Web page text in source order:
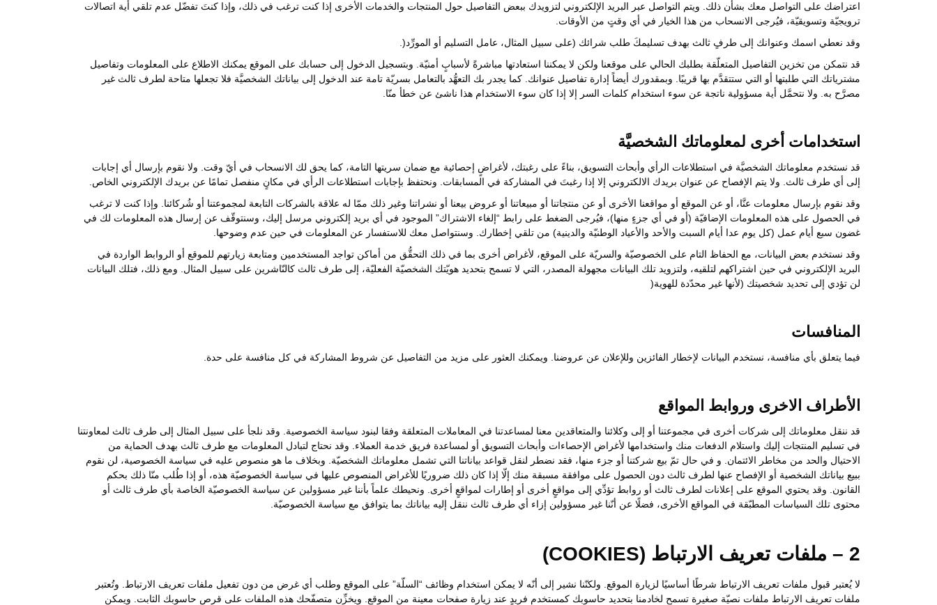
اعتراضك على التواصل معك بشأن ذلك. ويتم التواصل عبر البريد الإلكتروني لتزويدك ببعض التفاصيل حول المنتجات والخدمات الأخرى إذا كنت ترغب في ذلك، وإذا كنتَ تفضّل عدم تلقي أية اتصالات
ترويجيّة وتسويقيّة، فيُرجى الانسحاب من هذا الخيار في أي وقتٍ من الأوقات.
وقد نعطي اسمك وعنوانك إلى طرفٍ ثالث بهدف تسليمكَ طلب شرائك (على سبيل المثال، عامل التسليم أو المورِّد(.
قد نتمكن من تخزين التفاصيل المتعلّقة بطلبك الحالي على موقعنا ولكن لا يمكننا استعادتها مباشرةً لأسبابٍ أمنيّة. وبتسجيل الدخول إلى حسابك على الموقع يمكنك الاطلاع على المعلومات وتفاصيل
مشترياتك التي طلبتها أو التي ستتقدَّم بها قريبًا. وبمقدورك أيضاً إدارة تفاصيل عنوانك. كما يجدر بك التعهُّد بالتعامل بسريّة تامة عند الدخول إلى بياناتك الشخصيَّة فلا تجعلها متاحة لطرف ثالث غير
مصرَّح به. ولا نتحمَّل أية مسؤولية ناتجة عن سوء استخدام كلمات السر إلا إذا كان سوء الاستخدام هذا ناشئ عن خطأ منّا.
استخدامات أخرى لمعلوماتك الشخصيَّة
قد نستخدم معلوماتك الشخصيَّة في استطلاعات الرأي وأبحاث التسويق، بناءً على رغبتك، لأغراضٍ إحصائية مع ضمان سريتها التامة، كما يحق لك الانسحاب في أيّ وقت. ولا نقوم بإرسال أي إجابات
إلى أي طرف ثالث. ولا يتم الإفصاح عن عنوان بريدك الالكتروني إلا إذا رغبتَ في المشاركة في المسابقات. ونحتفظ بإجابات استطلاعات الرأي في مكانٍ منفصل تمامًا عن بريدك الإلكتروني الخاص.
وقد نقوم بإرسال معلومات عنَّا، أو عن الموقع أو مواقعنا الأخرى أو عن منتجاتنا أو مبيعاتنا أو عروض بيعنا أو نشراتنا وغير ذلك ممّا له علاقة بالشركات التابعة لمجموعتنا أو شُركائنا. وإذا كنت لا ترغب
في الحصول على هذه المعلومات الإضافيّة (أو في أي جزءٍ منها)، فيُرجى الضغط على رابط “إلغاء الاشتراك” الموجود في أي بريد إلكتروني مرسل إليك، وسنتوقّف عن إرسال هذه المعلومات لك في
غضون سبع أيام عمل (كل يوم عدا أيام السبت والأحد والأعياد الوطنيّة والدينية) من تلقي إخطارك. وسنتواصل معك للاستفسار عن المعلومات في حين عدم وضوحها.
وقد نستخدم بعض البيانات، مع الحفاظ التام على الخصوصيّة والسريّة على الموقع، لأغراض أخرى بما في ذلك التحقُّق من أماكن تواجد المستخدمين ومتابعة زيارتهم للموقع أو الروابط الواردة في
البريد الإلكتروني في حين اشتراكهم لتلقيه، ولتزويد تلك البيانات مجهولة المصدر، التي لا تسمح بتحديد هويّتك الشخصيّة الفعليّة، إلى طرف ثالث كالنّاشرين على سبيل المثال. ومع ذلك، فتلك البيانات
لن تؤدي إلى تحديد شخصيتك (لأنها غير محدّدة للهوية(
المنافسات
فيما يتعلق بأي منافسة، نستخدم البيانات لإخطار الفائزين وللإعلان عن عروضنا. ويمكنك العثور على مزيد من التفاصيل عن شروط المشاركة في كل منافسة على حدة.
الأطراف الاخرى وروابط المواقع
قد ننقل معلوماتك إلى شركات أخرى في مجموعتنا أو إلى وكلائنا والمتعاقدين معنا لمساعدتنا في المعاملات المتعلقة وفقا لبنود سياسة الخصوصية. وقد نلجأ على سبيل المثال إلى طرف ثالث لمعاونتنا
في تسليم المنتجات إليك واستلام الدفعات منك واستخدامها لأغراض الإحصاءات وأبحاث التسويق أو لمساعدة فريق خدمة العملاء. وقد نحتاج لتبادل المعلومات مع طرف ثالث بهدف الحماية من
الاحتيال والحد من مخاطر الائتمان. و في حال تمّ بيع شركتنا أو جزء منها، فقد نضطر لنقل قواعد بياناتنا التي تشمل معلوماتك الشخصيّة. وبخلاف ما هو منصوص عليه في سياسة الخصوصية، لن نقوم
ببيع بياناتك الشخصية أو الإفصاح عنها لطرف ثالث دون الحصول على موافقة مسبقة منك إلّا إذا كان ذلك ضروريًا للأغراض المنصوص عليها في سياسة الخصوصيّة هذه، أو إذا طُلب منّا ذلك بحكم
القانون. وقد يحتوي الموقع على إعلانات لطرف ثالث أو روابط تؤدِّي إلى مواقعٍ أخرى أو إطارات لمواقعٍ أخرى. ونحيطك علماً بأننا غير مسؤولين عن سياسة الخصوصيّة الخاصة بأي طرف ثالث أو
محتوى تلك السياسات المطبّقة في المواقع الأخرى، فضلًا عن أنّنا غير مسؤولين إزاء أي طرف ثالث ننقل إليه بياناتك بما يتوافق مع سياسة الخصوصيّة.
2 – ملفات تعريف الارتباط (COOKIES)
لا يُعتبر قبول ملفات تعريف الارتباط شرطًا أساسيًا لزيارة الموقع. ولكنّنا نشير إلى أنّه لا يمكن استخدام وظائف “السلّة” على الموقع وطلب أي غرض من دون تفعيل ملفات تعريف الارتباط. وتُعتبر
ملفات تعريف الارتباط ملفات نصيّة صغيرة تسمح لخادمنا بتحديد حاسوبك كمستخدم فريدٍ عند زيارة صفحات معينة من الموقع. ويخزِّن متصفّحك هذه الملفات على قرص حاسوبك الثابت. ويمكن